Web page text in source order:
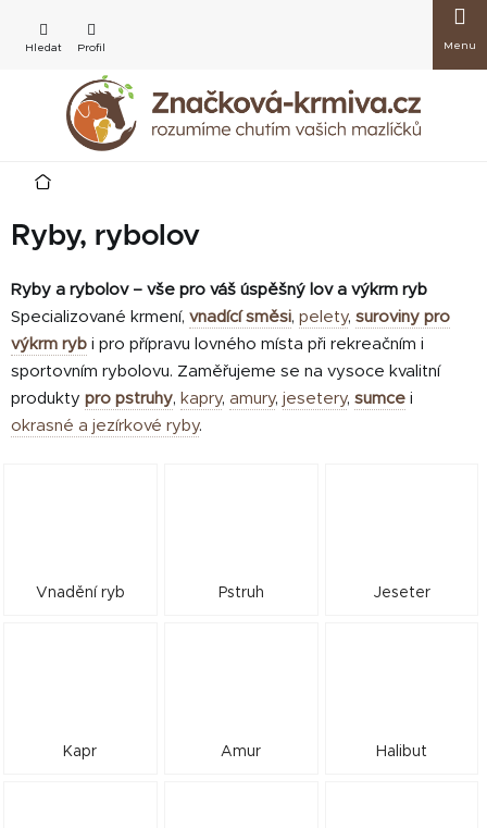
obsah
košík
Ryby, rybolov
Ryby a rybolov – vše pro váš úspěšný lov a výkrm ryb
Specializované krmení, vnadící směsi, pelety, suroviny pro
výkrm ryb i pro přípravu lovného místa při rekreačním i
sportovním rybolovu. Zaměřujeme se na vysoce kvalitní
produkty pro pstruhy, kapry, amury, jesetery, sumce i
okrasné a jezírkové ryby.
Vnadění ryb Pstruh Jeseter
Kapr Amur Halibut